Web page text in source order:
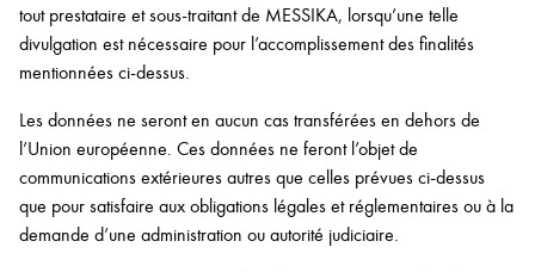
tout prestataire et sous-traitant de MESSIKA, lorsqu’une telle
divulgation est nécessaire pour l’accomplissement des finalités
mentionnées ci-dessus.
Les données ne seront en aucun cas transférées en dehors de
l’Union européenne. Ces données ne feront l’objet de
communications extérieures autres que celles prévues ci-dessus
que pour satisfaire aux obligations légales et réglementaires ou à la
demande d’une administration ou autorité judiciaire.